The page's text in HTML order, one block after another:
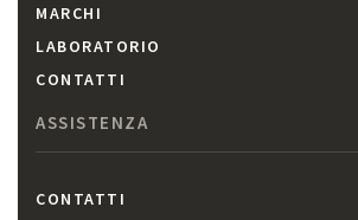
MARCHI
LABORATORIO
CONTATTI
ASSISTENZA
CONTATTI